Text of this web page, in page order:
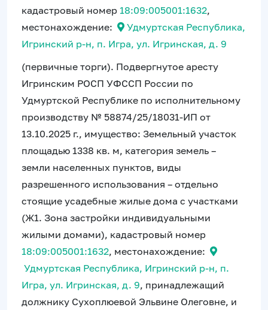
кадастровый номер 18:09:005001:1632,
местонахождение:
Удмуртская Республика,
Игринский р-н, п. Игра, ул. Игринская, д. 9
(первичные торги). Подвергнутое аресту
Игринским РОСП УФССП России по
Удмуртской Республике по исполнительному
производству № 58874/25/18031-ИП от
13.10.2025 г., имущество: Земельный участок
площадью 1338 кв. м, категория земель –
земли населенных пунктов, виды
разрешенного использования – отдельно
стоящие усадебные жилые дома с участками
(Ж1. Зона застройки индивидуальными
жилыми домами), кадастровый номер
18:09:005001:1632, местонахождение:
Удмуртская Республика, Игринский р-н, п.
Игра, ул. Игринская, д. 9, принадлежащий
должнику Сухоплюевой Эльвине Олеговне, и